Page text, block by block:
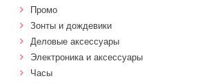
Промо
Зонты и дождевики
Деловые аксессуары
Электроника и аксессуары
Часы